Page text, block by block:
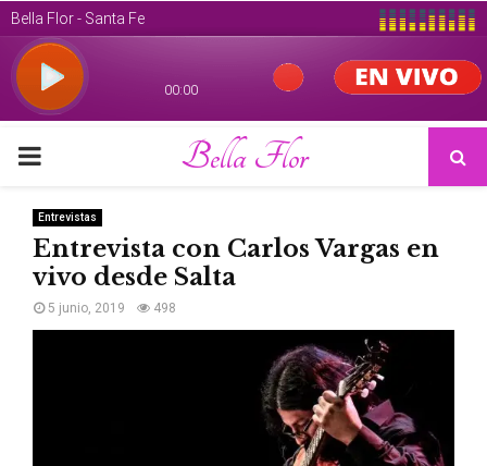
PRIMARY
MENU
Bella Flor
Entrevistas
Entrevista con Carlos Vargas en
vivo desde Salta
5 junio, 2019 498